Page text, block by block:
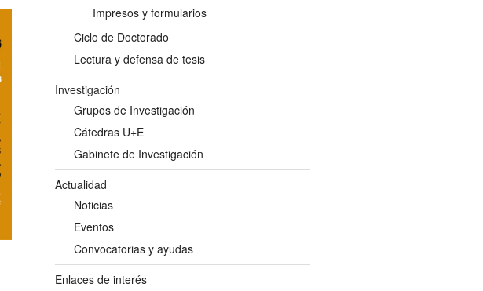
Impresos y formularios
Ciclo de Doctorado
Lectura y defensa de tesis
Investigación
Grupos de Investigación
Cátedras U+E
Gabinete de Investigación
Actualidad
Noticias
Eventos
Convocatorias y ayudas
Enlaces de interés